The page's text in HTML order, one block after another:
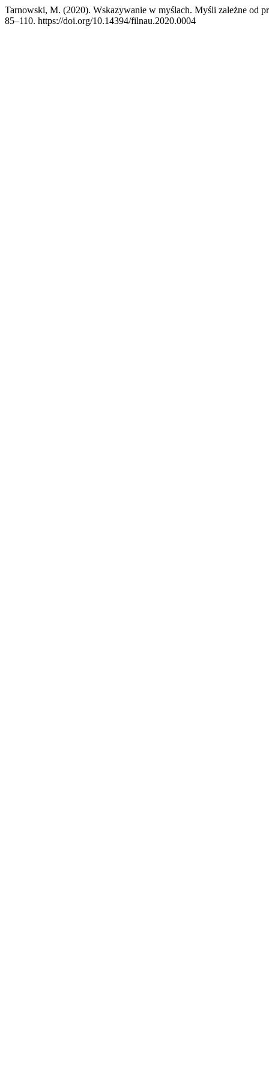
Tarnowski, M. (2020). Wskazywanie w myślach. Myśli zależne od
85–110. https://doi.org/10.14394/filnau.2020.0004